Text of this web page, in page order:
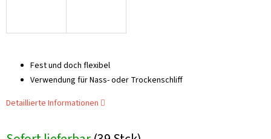
Fest und doch flexibel
Verwendung für Nass- oder Trockenschliff
Detaillierte Informationen